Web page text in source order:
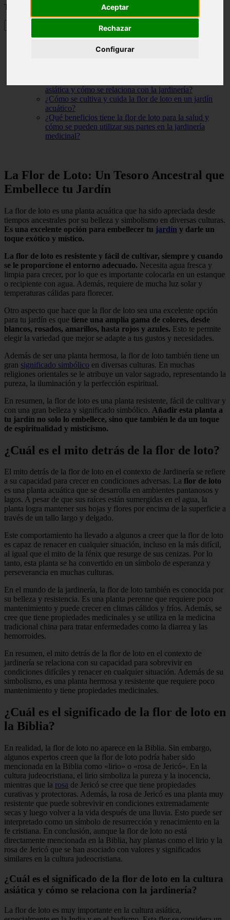
Aceptar
Rechazar
Configurar
Tabla de contenidos
asiática y cómo se relaciona con la jardinería?
¿Cómo se cultiva y cuida la flor de loto en un jardín
acuático?
¿Qué beneficios tiene la flor de loto para la salud y
cómo se pueden utilizar sus partes en la jardinería
medicinal?
La Flor de Loto: Un Tesoro Ancestral que
Embellece tu Jardín
La flor de loto es una planta acuática que ha sido apreciada desde
tiempos ancestrales por su belleza y simbolismo en diversas culturas.
Es una excelente opción para embellecer tu jardín y darle un
toque exótico y místico.
La flor de loto es resistente y fácil de cultivar, siempre y cuando
se le proporcione el entorno adecuado. Necesita agua fresca y
limpia para crecer, por lo que es importante colocarla en un estanque
o recipiente con agua. Además, requiere de mucha luz solar y
temperaturas cálidas para florecer.
Otro aspecto que hace que la flor de loto sea una excelente opción
para tu jardín es que tiene una amplia gama de colores, desde
blancos, rosados, amarillos, hasta rojos y azules. Esto te permite
elegir la variedad que mejor se adapte a tus gustos y necesidades.
Además de ser una planta hermosa, la flor de loto también tiene un
gran significado simbólico en diversas culturas. En muchas
religiones orientales se le atribuye un valor sagrado, representando la
pureza, la iluminación y la perfección espiritual.
En resumen, la flor de loto es una planta resistente, fácil de cultivar y
con una gran belleza y significado simbólico. Añadir esta planta a
tu jardín no solo lo embellece, sino que también le da un toque
de espiritualidad y misticismo.
¿Cuál es el mito detrás de la flor de loto?
El mito detrás de la flor de loto en el contexto de Jardinería se refiere
a su capacidad para crecer en condiciones adversas. La flor de loto
es una planta acuática que se desarrolla en ambientes pantanosos y
lagos. A pesar de que sus raíces están sumergidas en el agua, la
planta logra mantener sus hojas y flores por encima de la superficie a
través de un tallo largo y delgado.
Este comportamiento ha llevado a algunos a creer que la flor de loto
es capaz de renacer en cualquier situación, incluso en la más difícil,
al igual que el mito de la fénix que resurge de sus cenizas. Por lo
tanto, esta planta se ha convertido en un símbolo de esperanza y
perseverancia en muchas culturas.
En el mundo de la jardinería, la flor de loto también es conocida por
su belleza y resistencia. Es una planta perenne que requiere poco
mantenimiento y puede crecer en climas cálidos y fríos. Además, se
cree que tiene propiedades medicinales y se utiliza en la medicina
tradicional china para tratar enfermedades como la diarrea y las
hemorroides.
En resumen, el mito detrás de la flor de loto en el contexto de
jardinería se relaciona con su capacidad para sobrevivir en
condiciones difíciles y renacer en cualquier situación. Además de su
simbolismo, es una planta hermosa y resistente que requiere poco
mantenimiento y tiene propiedades medicinales.
¿Cuál es el significado de la flor de loto en
la Biblia?
En realidad, la flor de loto no aparece en la Biblia. Sin embargo,
algunos expertos creen que la flor de loto podría haber sido
mencionada en la Biblia como «lirio» o «rosa de Jericó». En la
cultura judeocristiana, el lirio simboliza la pureza y la inocencia,
mientras que la rosa de Jericó se cree que tiene propiedades
curativas y protectoras. Además, la rosa de Jericó es una planta muy
resistente que puede sobrevivir en condiciones extremadamente
secas y luego volver a la vida después de una lluvia. Esto puede ser
interpretado como un símbolo de resurrección y renacimiento en la
fe cristiana. En conclusión, aunque la flor de loto no está
directamente mencionada en la Biblia, hay plantas como el lirio y la
rosa de Jericó que se han asociado con valores y significados
similares en la cultura judeocristiana.
¿Cuál es el significado de la flor de loto en la cultura
asiática y cómo se relaciona con la jardinería?
La flor de loto es muy importante en la cultura asiática,